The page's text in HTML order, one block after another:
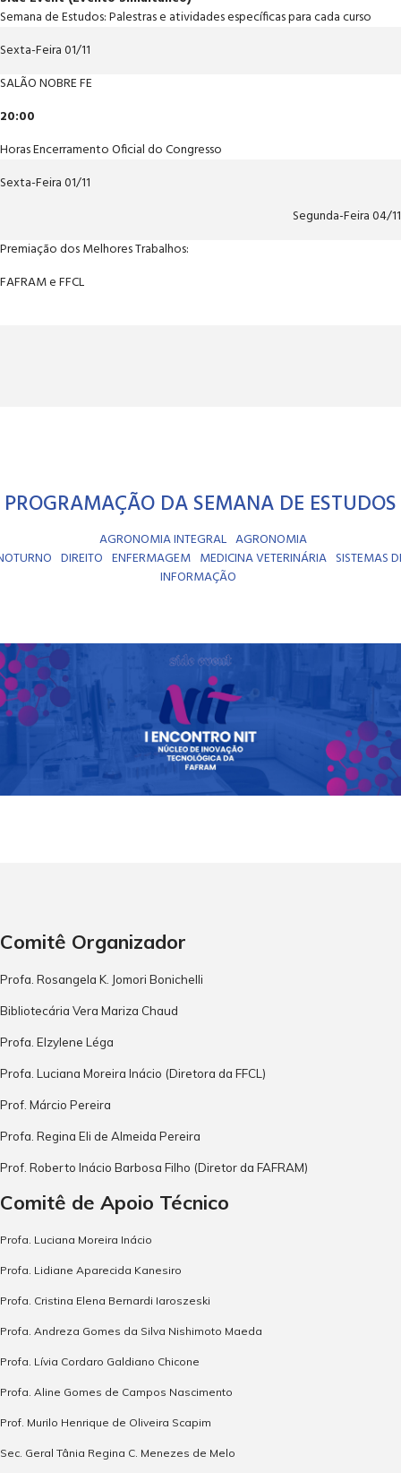
Semana de Estudos: Palestras e atividades específicas para cada curso
Sexta-Feira 01/11
SALÃO NOBRE FE
20:00
Horas Encerramento Oficial do Congresso
Sexta-Feira 01/11
Segunda-Feira 04/11
Premiação dos Melhores Trabalhos:
FAFRAM e FFCL
PROGRAMAÇÃO DA SEMANA DE ESTUDOS
AGRONOMIA INTEGRAL AGRONOMIA
DIREITO ENFERMAGEM MEDICINA VETERINÁRIA SISTEMAS
INFORMAÇÃO
Comitê Organizador
Profa. Rosangela K. Jomori Bonichelli
Bibliotecária Vera Mariza Chaud
Profa. Elzylene Léga
Profa. Luciana Moreira Inácio (Diretora da FFCL)
Prof. Márcio Pereira
Profa. Regina Eli de Almeida Pereira
Prof. Roberto Inácio Barbosa Filho (Diretor da FAFRAM)
Comitê de Apoio Técnico
Profa. Luciana Moreira Inácio
Profa. Lidiane Aparecida Kanesiro
Profa. Cristina Elena Bernardi Iaroszeski
Profa. Andreza Gomes da Silva Nishimoto Maeda
Profa. Lívia Cordaro Galdiano Chicone
Profa. Aline Gomes de Campos Nascimento
Prof. Murilo Henrique de Oliveira Scapim
Sec. Geral Tânia Regina C. Menezes de Melo